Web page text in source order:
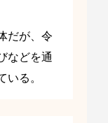
だが、令
などを通
いる。